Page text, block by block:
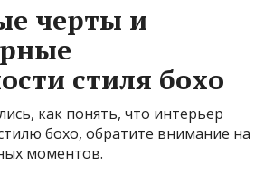
черты и
стиля бохо
как понять, что интерьер
бохо, обратите внимание на
моментов.